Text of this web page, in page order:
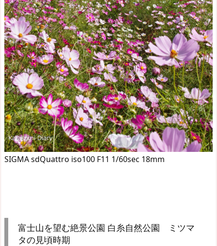
SIGMA sdQuattro iso100 F11 1/60sec 18mm
富士山を望む絶景公園 白糸自然公園 ミツマ
タの見頃時期